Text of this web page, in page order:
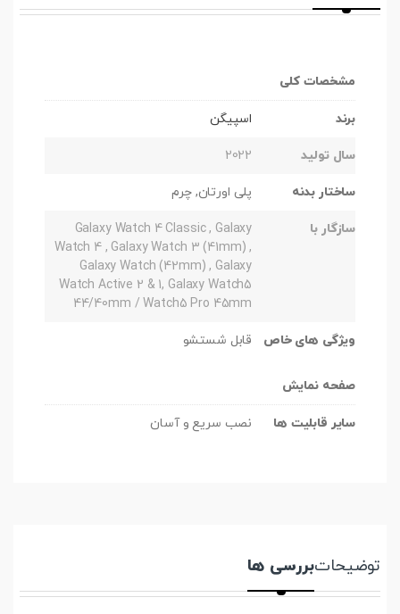
مشخصات کلی
برند اسپیگن
سال تولید 2022
ساختار بدنه پلی اورتان, چرم
سازگار با
Galaxy Watch 4 Classic , Galaxy
Watch 4 , Galaxy Watch 3 (41mm) ,
Galaxy Watch (42mm) , Galaxy
Watch Active 2 & 1, Galaxy Watch5
44/40mm / Watch5 Pro 45mm
ویژگی های خاص قابل شستشو
صفحه نمایش
سایر قابلیت ها نصب سریع و آسان
توضیحاتبررسی ها